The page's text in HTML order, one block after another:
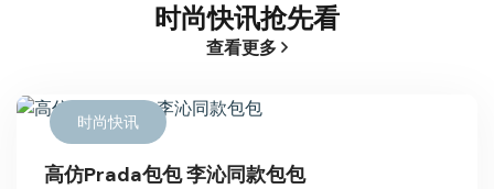
时尚快讯抢先看
查看更多
时尚快讯
高仿Prada包包 李沁同款包包